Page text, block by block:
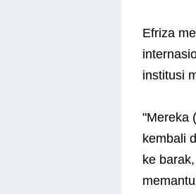
Efriza
institusi
"Mereka
kembali
ke